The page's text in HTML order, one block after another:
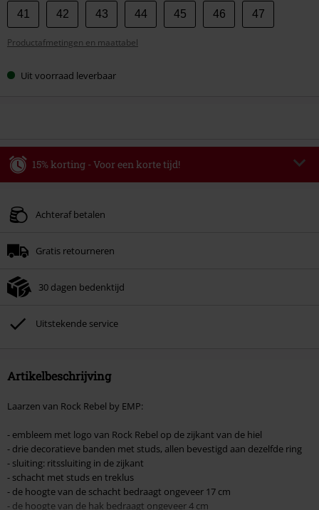
Kies
je
maat
41 42 43 44 45 46 47
Productafmetingen en maattabel
Uit voorraad leverbaar
15% korting - Voor een korte tijd!
Geldig t/m 09-08-2026
Zodra je de code hebt ingevoerd, wordt de korting automatisch verrekend in
Kan niet gecombineerd worden met andere kortingscodes. Boeken, media,
Toten Hosen, Metality, cadeaubonnen en artikelen met een inbegrepen
donatie zijn uitgesloten van de korting.
Achteraf betalen
Gratis retourneren
30 dagen bedenktijd
Uitstekende service
Artikelbeschrijving
Laarzen van Rock Rebel by EMP:
- embleem met logo van Rock Rebel op de zijkant van de hiel
- drie decoratieve banden met studs, allen bevestigd aan dezelfde ring
- sluiting: ritssluiting in de zijkant
- schacht met studs en treklus
- de hoogte van de schacht bedraagt ongeveer 17 cm
- de hoogte van de hak bedraagt ongeveer 4 cm